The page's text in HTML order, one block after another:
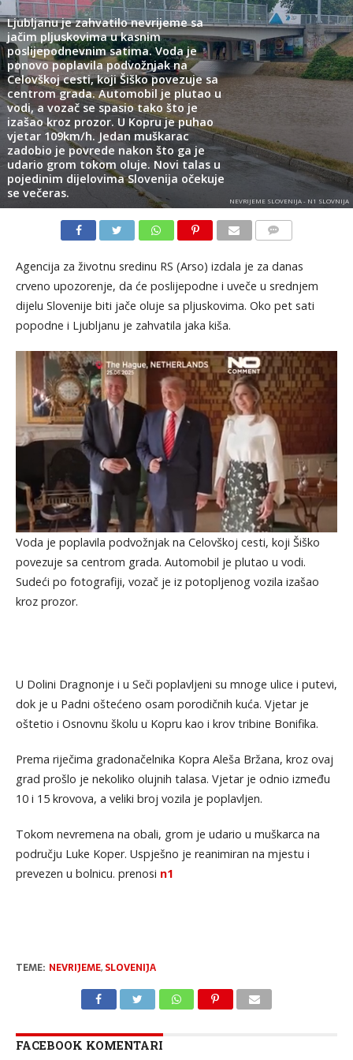
Ljubljanu je zahvatilo nevrijeme sa
jačim pljuskovima u kasnim
poslijepodnevnim satima. Voda je
ponovo poplavila podvožnjak na
Celovškoj cesti, koji Šiško povezuje sa
centrom grada. Automobil je plutao u
vodi, a vozač se spasio tako što je
izašao kroz prozor. U Kopru je puhao
vjetar 109km/h. Jedan muškarac
zadobio je povrede nakon što ga je
udario grom tokom oluje. Novi talas u
pojedinim dijelovima Slovenija očekuje
se večeras.
NEVRIJEME SLOVENIJA - N1 SLOVNIJA
Agencija za životnu sredinu RS (Arso) izdala je za danas
crveno upozorenje, da će poslijepodne i uveče u srednjem
dijelu Slovenije biti jače oluje sa pljuskovima. Oko pet sati
popodne i Ljubljanu je zahvatila jaka kiša.
Voda je poplavila podvožnjak na Celovškoj cesti, koji Šiško
povezuje sa centrom grada. Automobil je plutao u vodi.
Sudeći po fotografiji, vozač je iz potopljenog vozila izašao
kroz prozor.
U Dolini Dragnonje i u Seči poplavljeni su mnoge ulice i putevi,
dok je u Padni oštećeno osam porodičnih kuća. Vjetar je
oštetio i Osnovnu školu u Kopru kao i krov tribine Bonifika.
Prema riječima gradonačelnika Kopra Aleša Bržana, kroz ovaj
grad prošlo je nekoliko olujnih talasa. Vjetar je odnio između
10 i 15 krovova, a veliki broj vozila je poplavljen.
Tokom nevremena na obali, grom je udario u muškarca na
području Luke Koper. Uspješno je reanimiran na mjestu i
prevezen u bolnicu. prenosi n1
TEME: NEVRIJEME, SLOVENIJA
FACEBOOK KOMENTARI